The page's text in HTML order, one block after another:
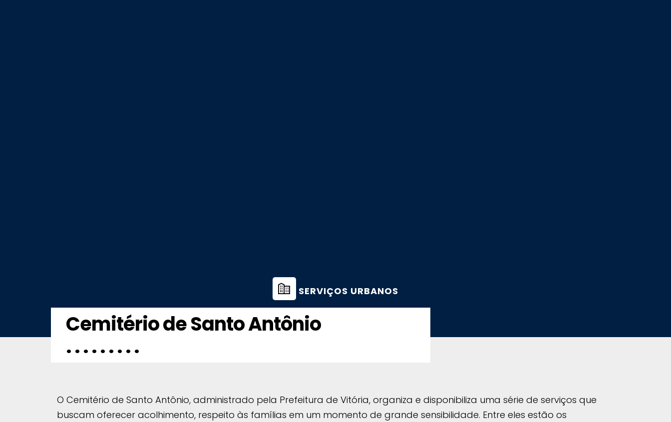
SERVIÇOS URBANOS
Cemitério de Santo Antônio
. . . . . . . . .
O Cemitério de Santo Antônio, administrado pela Prefeitura de Vitória, organiza e disponibiliza uma série de serviços que
buscam oferecer acolhimento, respeito às famílias em um momento de grande sensibilidade. Entre eles estão os